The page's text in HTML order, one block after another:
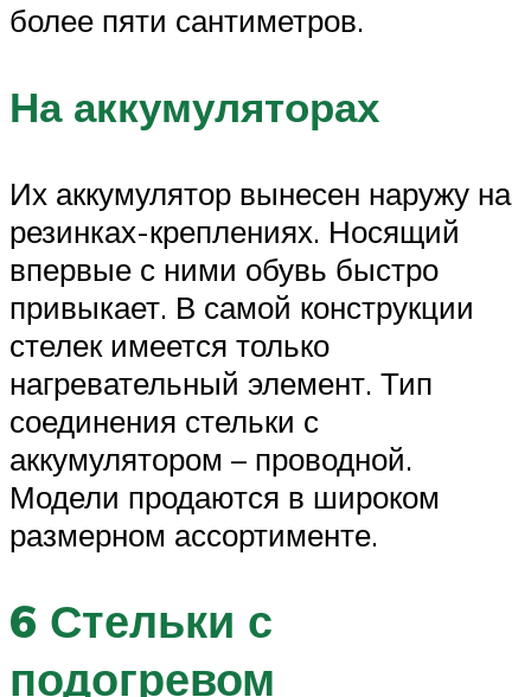
более пяти сантиметров.
На аккумуляторах
Их аккумулятор вынесен наружу на
резинках-креплениях. Носящий
впервые с ними обувь быстро
привыкает. В самой конструкции
стелек имеется только
нагревательный элемент. Тип
соединения стельки с
аккумулятором – проводной.
Модели продаются в широком
размерном ассортименте.
6 Стельки с
подогревом